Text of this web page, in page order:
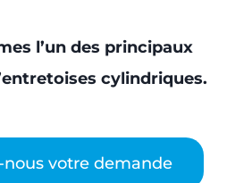
l’un des principaux
cylindriques.
nous votre demande